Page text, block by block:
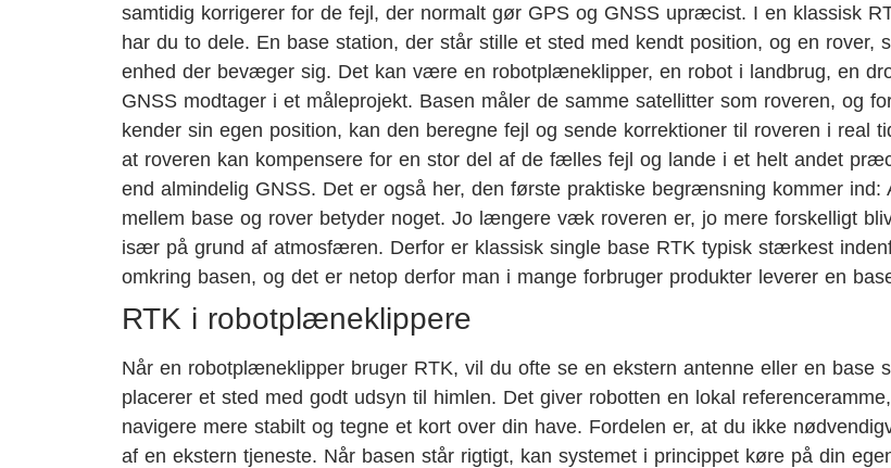
samtidig korrigerer for de fejl, der normalt gør GPS og GNSS upræcist. I en klassisk
har du to dele. En base station, der står stille et sted med kendt position, og en rover,
enhed der bevæger sig. Det kan være en robotplæneklipper, en robot i landbrug, en
GNSS modtager i et måleprojekt. Basen måler de samme satellitter som roveren, og
kender sin egen position, kan den beregne fejl og sende korrektioner til roveren i real
at roveren kan kompensere for en stor del af de fælles fejl og lande i et helt andet
end almindelig GNSS. Det er også her, den første praktiske begrænsning kommer ind:
mellem base og rover betyder noget. Jo længere væk roveren er, jo mere forskelligt
især på grund af atmosfæren. Derfor er klassisk single base RTK typisk stærkest
omkring basen, og det er netop derfor man i mange forbruger produkter leverer en
RTK i robotplæneklippere
Når en robotplæneklipper bruger RTK, vil du ofte se en ekstern antenne eller en base
placerer et sted med godt udsyn til himlen. Det giver robotten en lokal
navigere mere stabilt og tegne et kort over din have. Fordelen er, at du ikke
af en ekstern tjeneste. Når basen står rigtigt, kan systemet i princippet køre på din